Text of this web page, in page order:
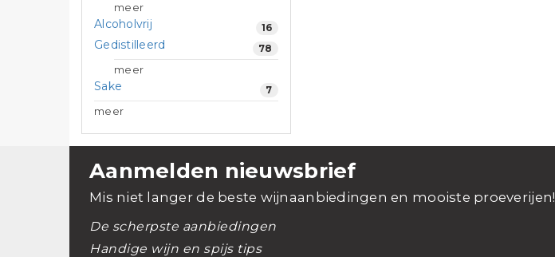
meer
Alcoholvrij 16
Gedistilleerd 78
meer
Sake 7
meer
Aanmelden nieuwsbrief
Mis niet langer de beste wijnaanbiedingen en mooiste proeverijen!
De scherpste aanbiedingen
Handige wijn en spijs tips